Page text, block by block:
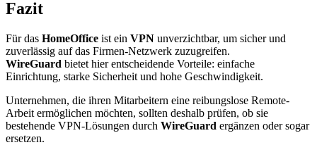
Fazit
Für das HomeOffice ist ein VPN unverzichtbar, um sicher und
zuverlässig auf das Firmen-Netzwerk zuzugreifen.
WireGuard bietet hier entscheidende Vorteile: einfache
Einrichtung, starke Sicherheit und hohe Geschwindigkeit.
Unternehmen, die ihren Mitarbeitern eine reibungslose Remote-
Arbeit ermöglichen möchten, sollten deshalb prüfen, ob sie
bestehende VPN-Lösungen durch WireGuard ergänzen oder sogar
ersetzen.